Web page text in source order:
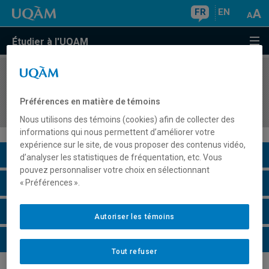
FR EN
Étudier à l'UQAM
COURS//
français au secondaire
Description du cours
Horaire - Été 2026
Horaire - Automne 2026
Horaire - Hiver 2027
Préférences en matière de témoins
Nous utilisons des témoins (cookies) afin de collecter des
informations qui nous permettent d’améliorer votre
expérience sur le site, de vous proposer des contenus vidéo,
d’analyser les statistiques de fréquentation, etc. Vous
pouvez personnaliser votre choix en sélectionnant
« Préférences ».
Tout refuser
Autoriser les témoins